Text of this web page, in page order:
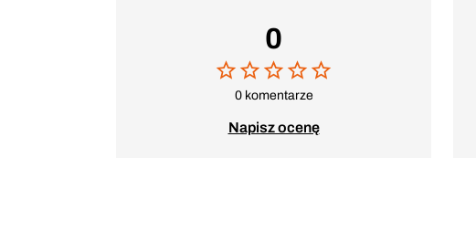
0
0 komentarze
Napisz ocenę